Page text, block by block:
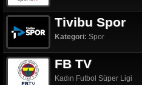
Tivibu Spor
Kategori: Spor
FB TV
Kadın Futbol Süper Ligi